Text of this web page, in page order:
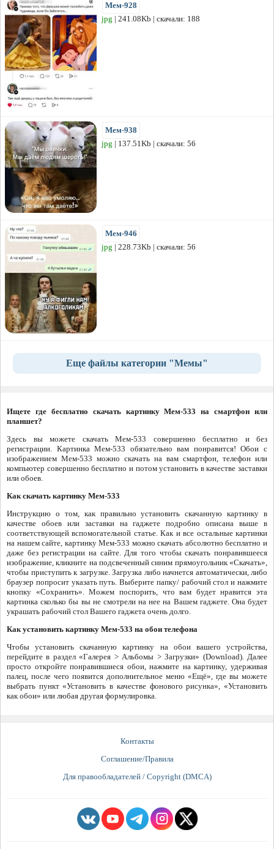
Мем-928
jpg | 241.08Kb | скачали: 188
Мем-938
jpg | 137.51Kb | скачали: 56
Мем-946
jpg | 228.73Kb | скачали: 56
Еще файлы категории "Мемы"
Ищете где бесплатно скачать картинку Мем-533 на смартфон или
планшет?
Здесь вы можете скачать Мем-533 совершенно бесплатно и без
регистрации. Картинка Мем-533 обязательно вам понравится! Обои с
изображением Мем-533 можно скачать на вам смартфон, телефон или
компьютер совершенно бесплатно и потом установить в качестве заставки
или обоев.
Как скачать картинку Мем-533
Инструкцию о том, как правильно установить скачанную картинку в
качестве обоев или заставки на гаджете подробно описана выше в
соответствующей вспомогательной статье. Как и все остальные картинки
на нашем сайте, картинку Мем-533 можно скачать абсолютно бесплатно и
даже без регистрации на сайте. Для того чтобы скачать понравившееся
изображение, кликните на подсвеченный синим прямоугольник «Скачать»,
чтобы приступить к загрузке. Загрузка либо начнется автоматически, либо
браузер попросит указать путь. Выберите папку/ рабочий стол и нажмите
кнопку «Сохранить». Можем поспорить, что вам будет нравится эта
картинка сколько бы вы не смотрели на нее на Вашем гаджете. Она будет
украшать рабочий стол Вашего гаджета очень долго.
Как установить картинку Мем-533 на обои телефона
Чтобы установить скачанную картинку на обои вашего устройства,
перейдите в раздел «Галерея > Альбомы > Загрузки» (Download). Далее
просто откройте понравившиеся обои, нажмите на картинку, удерживая
палец, после чего появится дополнительное меню «Ещё», где вы можете
выбрать пункт «Установить в качестве фонового рисунка», «Установить
как обои» или любая другая формулировка.
Контакты
Соглашение/Правила
Для правообладателей / Copyright (DMCA)